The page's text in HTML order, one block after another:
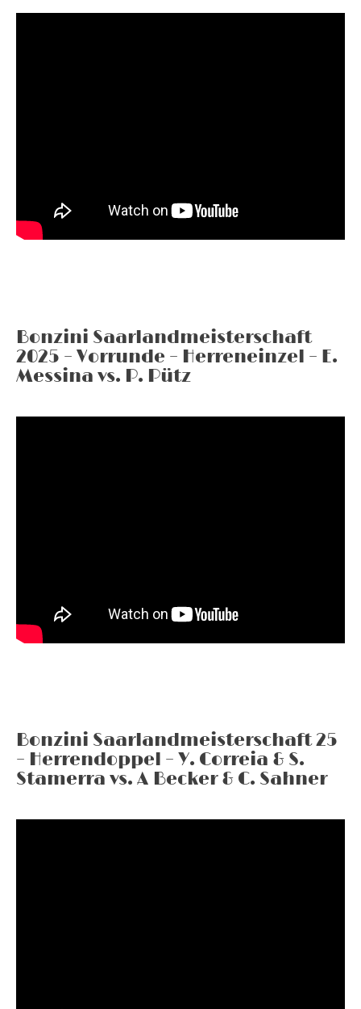
Bonzini Saarlandmeisterschaft
2025 – Vorrunde – Herreneinzel – E.
Messina vs. P. Pütz
Bonzini Saarlandmeisterschaft 25
– Herrendoppel – Y. Correia & S.
Stamerra vs. A Becker & C. Sahner